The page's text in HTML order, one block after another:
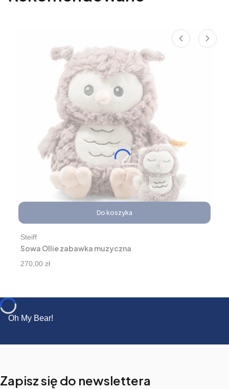
Do koszyka
Sowa Ollie zabawka muzyczna
Producent
Steiff
Cena
270,00 zł
Oh My Bear!
Zapisz się do newslettera